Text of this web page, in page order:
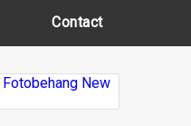
Contact
Fotobehang New